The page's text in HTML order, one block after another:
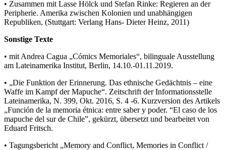
• Zusammen mit Lasse Hölck und Stefan Rinke: Regieren an der
Peripherie. Amerika zwischen Kolonien und unabhängigen
Republiken, (Stuttgart: Verlang Hans- Dieter Heinz, 2011)
Sonstige Texte
• mit Andrea Cagua „Cómics Memoriales“, bilinguale Ausstellung
am Lateinamerika Institut, Berlin, 14.10.-01.11.2019.
• „Die Funktion der Erinnerung. Das ethnische Gedächtnis – eine
Waffe im Kampf der Mapuche“. Zeitschrift der Informationsstelle
Lateinamerika, N. 399, Okt. 2016, S. 4 -6. Kurzversion des Artikels
„Función de la memoria étnica: entre saber y poder. “El caso de los
mapuche del sur de Chile”, gekürzt, übersetzt und bearbeitet von
Eduard Fritsch.
• Tagungsbericht „Memory and Conflict, Memories in Conflict /